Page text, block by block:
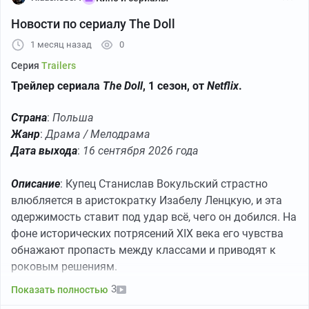
инопланетян подвергающихся нападению со стороны
других инопланетян, видел их шустрые корабли
(тарелки, треугольники) с мощными фарами дальнего
как и агент Малдер. Оценка была бы пониже, если бы
не пара факторов: понравился масштаб (место
и присутствовала некая аура эмоциональной
вовлечённости и праведного гнева от того, что люди у
власти готовы идти на любое враньё, и человеческие
одного телевидения им уже недостаточно.
P.S.На старой визитке, которую находит Малдер в
кармане мертвого Макса, написано "Бюро
расследований США" вместо "Федеральное бюро
расследований". Эта преднамеренная ошибка была
допущена, поскольку изготовление поддельных
Новости по сериалу The Doll
1 месяц назад 0
Серия Trailers
Трейлер сериала The Doll, 1 сезон, от Netflix.
Страна: Польша
Жанр: Драма / Мелодрама
Дата выхода: 16 сентября 2026 года
Описание: Купец Станислав Вокульский страстно
влюбляется в аристократку Изабелу Ленцкую, и эта
одержимость ставит под удар всё, чего он добился. На
фоне исторических потрясений XIX века его чувства
обнажают пропасть между классами и приводят к
роковым решениям.
Показать полностью 3